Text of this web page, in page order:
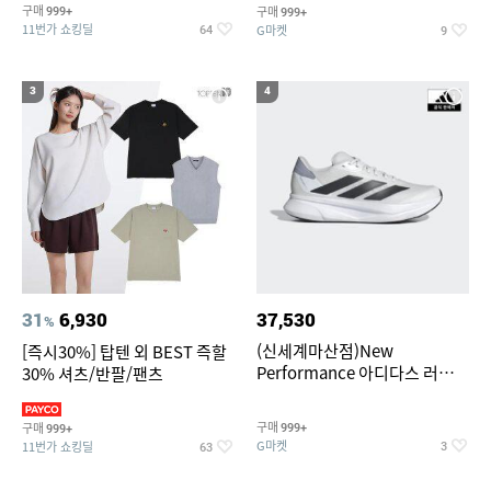
구매 999+
11번가 쇼킹딜 64
구매 999+
G마켓 9
3
31% 6,930
[즉시30%] 탑텐 외 BEST 즉할
30% 셔츠/반팔/팬츠
구매 999+
11번가 쇼킹딜 63
4
37,530
(신세계마산점)New
Performance 아디다스 러닝화
구매 999+
G마켓 3